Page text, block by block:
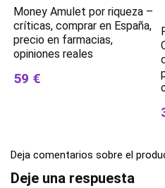
Money Amulet por riqueza –
críticas, comprar en España,
precio en farmacias,
opiniones reales
59 €
Deja comentarios sobre el
Deje una respuesta